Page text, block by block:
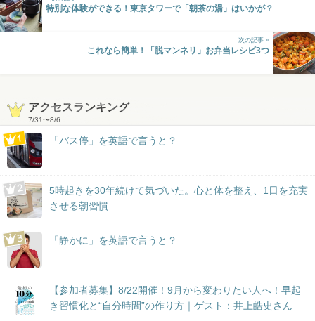
特別な体験ができる！東京タワーで「朝茶の湯」はいかが？
次の記事 »
これなら簡単！「脱マンネリ」お弁当レシピ3つ
アクセスランキング
7/31〜8/6
「バス停」を英語で言うと？
5時起きを30年続けて気づいた。心と体を整え、1日を充実
させる朝習慣
「静かに」を英語で言うと？
【参加者募集】8/22開催！9月から変わりたい人へ！早起
き習慣化と“自分時間”の作り方｜ゲスト：井上皓史さん